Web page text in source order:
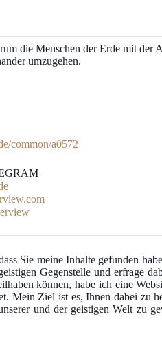
die Menschen der Erde mit der
umzugehen.
common/a0572
Sie meine Inhalte gefunden
Gegenstelle und erfrage
können, habe ich eine
Mein Ziel ist es, Ihnen dabei zu
und der geistigen Welt zu